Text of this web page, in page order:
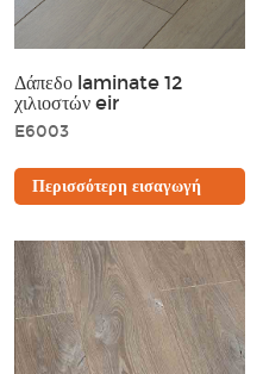
Δάπεδο laminate 12
χιλιοστών eir
E6003
Περισσότερη εισαγωγή